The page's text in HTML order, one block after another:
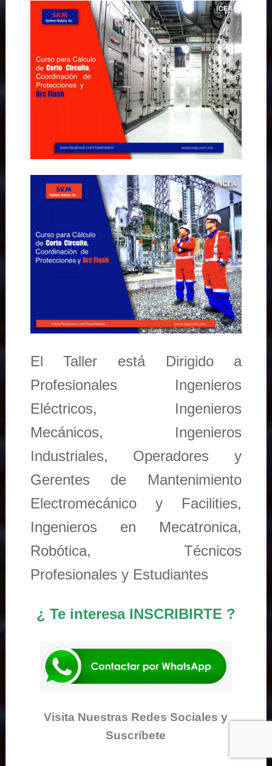
El Taller está Dirigido a
Profesionales Ingenieros
Eléctricos, Ingenieros
Mecánicos, Ingenieros
Industriales, Operadores y
Gerentes de Mantenimiento
Electromecánico y Facilities,
Ingenieros en Mecatronica,
Robótica, Técnicos
Profesionales y Estudiantes
¿ Te interesa INSCRIBIRTE ?
Visita Nuestras Redes Sociales y
Suscríbete